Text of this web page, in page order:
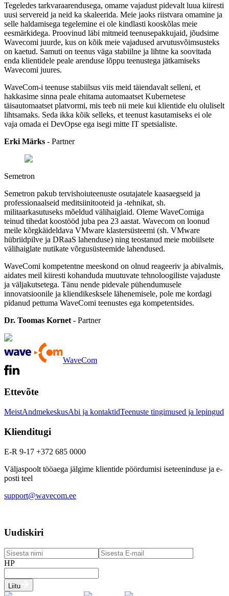
Tegeledes tarkvaraarendusega, omame vajadust pidevalt luua kiiresti
uusi servereid ja neid ka skaleerida. Meie jaoks riistvara omamine ja
selle haldamisega tegelemine ei ole kindlasti kooskõlas meie
eesmärkidega. Proovinud läbi mitmeid teenusepakkujaid, jõudsime
Wavecomi juurde, kus on kõik meie vajadused arvutusvõimsusteks
on kaetud. Samuti on teenus väga stabiilne ja lihtne ka soovitada
enda klientidele peale arenduse lõppu teenustega jätkamiseks
Wavecomi juures.
WaveCom-i teenuse stabiilsus viis meid täiendavalt selleni, et
hakkasime sinna peale ehitama automaatset Kubernetese
täisautomaatset platvormi, mis teeb nii meie kui klientide elu oluliselt
lihtsamaks. Seda ikka kõik selleks, et teenust kasutamiseks ei ole
vaja omada ei DevOpse ega isegi mitte IT spetsialiste.
Erki Märks - Partner
Semetron
Semetron pakub tervishoiuteenuste osutajatele kaasaegseid ja
professionaalseid meditsiinitooteid ja -tehnikat, sh.
militaarkasutuseks mõeldud välihaiglaid. Oleme WaveComiga
teinud tihedat koostööd juba pea 23 aastat. Wavecom on loonud
meile kõrgkäideldava VMware klastersüsteemi (sh. VMware
hübriidpilve ja DRaaS lahenduse) ning teostanud meie mobiilsete
välihaiglate nutikate võrgusüsteemide lahendused.
WaveComi kompetentne meeskond on olnud reageeriv ja abivalmis,
aidates meil kiiresti kohanduda muutuvate tehnoloogiliste vajaduste
ja väljakutsetega. Tänu nende pidevale pühendumusele
innovatsioonile ja kliendikesksele lähenemisele, pole me kordagi
pidanud pettuma WaveComi teenustes ega kompetentsides.
Dr. Toomas Kornet - Partner
WaveCom
Ettevõte
MeistAndmekeskusAbi ja kontaktidTeenuste tingimused ja lepingud
Klienditugi
E-R 9-17 +372 685 0000
Väljaspoolt tööaega jälgime klientide pöördumisi iseteeninduse ja e-
posti teel
support@wavecom.ee
Uudiskiri
HP
Liitu